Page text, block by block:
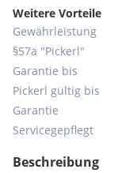
Weitere Vorteile
Gewährleistung
§57a "Pickerl"
Garantie bis
Pickerl gültig bis
Garantie
Servicegepflegt
Beschreibung